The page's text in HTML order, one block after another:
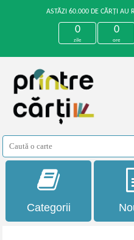
ASTĂZI 60.000 DE CĂRȚI AU
0
zile
0
ore
Categorii